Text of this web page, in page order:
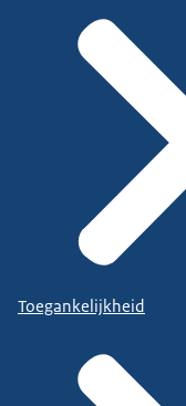
Toegankelijkheid